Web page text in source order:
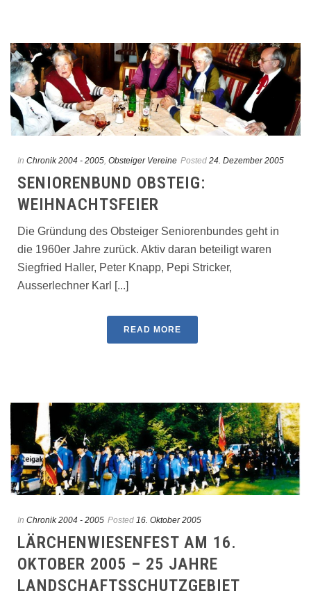
In Chronik 2004 - 2005 Obsteiger Vereine Posted 24. Dezember 2005
SENIORENBUND OBSTEIG:
WEIHNACHTSFEIER
Die Gründung des Obsteiger Seniorenbundes geht in
die 1960er Jahre zurück. Aktiv daran beteiligt waren
Siegfried Haller, Peter Knapp, Pepi Stricker,
Ausserlechner Karl [...]
READ MORE
In Chronik 2004 - 2005 Posted 16. Oktober 2005
LÄRCHENWIESENFEST AM 16.
OKTOBER 2005 – 25 JAHRE
LANDSCHAFTSSCHUTZGEBIET